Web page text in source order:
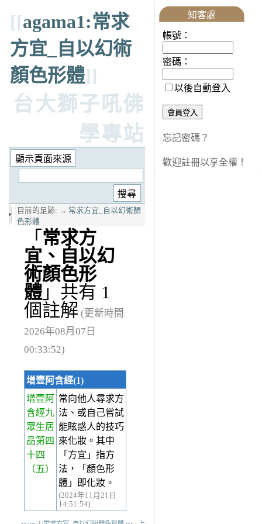
[[agama1:常求
方宜_自以幻術
顏色形體]]
台大獅子吼佛
學專站
目前的足跡: → 常求方宜_自以幻術顏
色形體
「 常求方
宜、自以幻
術顏色形
體 」共有 1
個註解 (更新時間
2026年08月07日
00:33:52)
增壹阿含經(1)
增壹阿
含經九
眾生居
品第四
十四
（五）
常向他人尋求方
法、或自己嘗試
能眩惑人的技巧
來化妝。其中
「方宜」指方
法，「顏色形
體」即化妝。
(2024年11月21日
14:51:54)
知客處
帳號：
密碼：
以後自動登入
忘記密碼？
歡迎註冊以享全權！